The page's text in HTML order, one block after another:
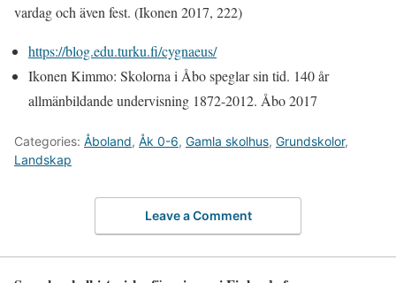
vardag och även fest. (Ikonen 2017, 222)
https://blog.edu.turku.fi/cygnaeus/
Ikonen Kimmo: Skolorna i Åbo speglar sin tid. 140 år
allmänbildande undervisning 1872-2012. Åbo 2017
Categories: Åboland, Åk 0-6, Gamla skolhus, Grundskolor,
Landskap
Leave a Comment